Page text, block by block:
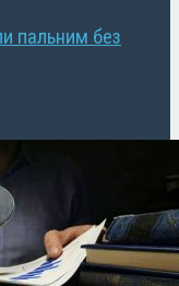
пальним без